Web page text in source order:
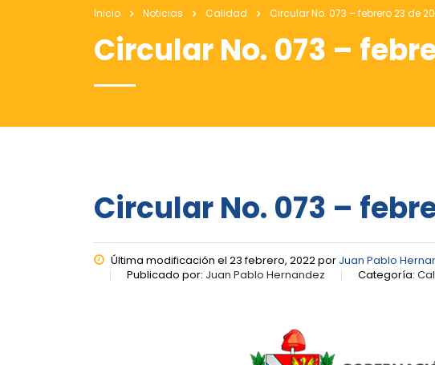
Inicio Noticias Calidad Circular No. 073 – febrero 23 de
Circular No. 073 –
Circular No. 073 –
Última modificación el 23 febrero, 2022 por Juan Pablo
Publicado por: Juan Pablo Hernandez Categoría: